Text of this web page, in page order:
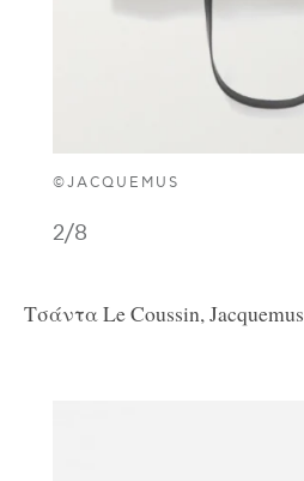
©JACQUEMUS
2/8
Τσάντα Le Coussin, Jacquemus